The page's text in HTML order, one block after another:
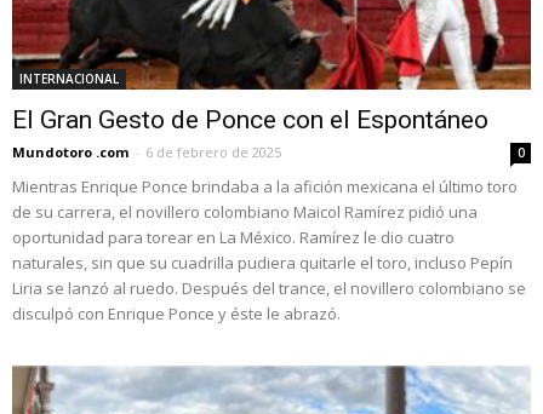
INTERNACIONAL
El Gran Gesto de Ponce con el Espontáneo
Mundotoro .com - 6 de febrero de 2025 0
Mientras Enrique Ponce brindaba a la afición mexicana el último toro
de su carrera, el novillero colombiano Maicol Ramírez pidió una
oportunidad para torear en La México. Ramírez le dio cuatro
naturales, sin que su cuadrilla pudiera quitarle el toro, incluso Pepín
Liria se lanzó al ruedo. Después del trance, el novillero colombiano se
disculpó con Enrique Ponce y éste le abrazó.